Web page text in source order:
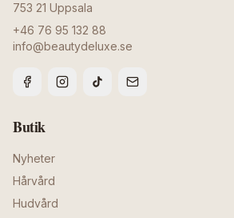
753 21 Uppsala
+46 76 95 132 88
info@beautydeluxe.se
Butik
Nyheter
Hårvård
Hudvård